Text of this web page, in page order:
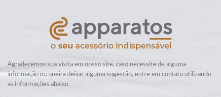
Agradecemos sua visita em nosso site, caso necessite de alguma
informação ou queira deixar alguma sugestão, entre em contato utilizando
as informações abaixo.